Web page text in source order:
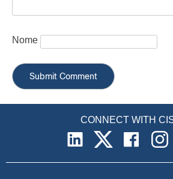
Nome
CONNECT WITH